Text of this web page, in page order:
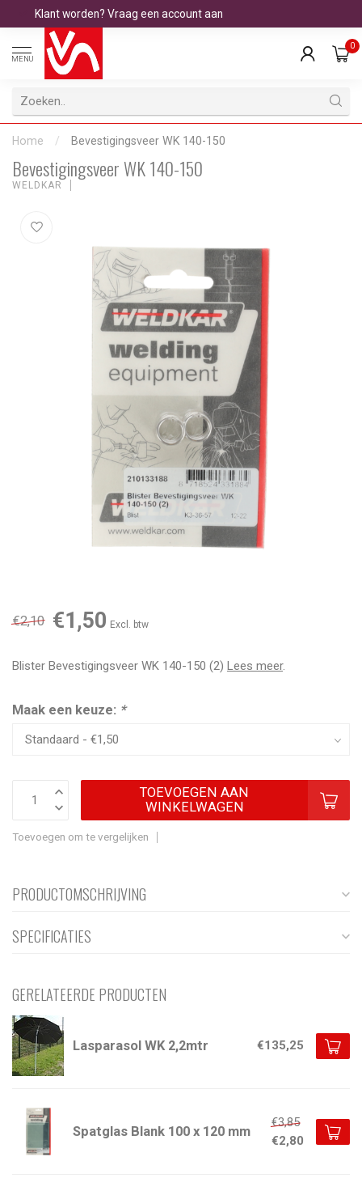
Klant worden? Vraag een account aan
MENU
0
Home / Bevestigingsveer WK 140-150
Bevestigingsveer WK 140-150
WELDKAR
€2,10 €1,50 Excl. btw
Blister Bevestigingsveer WK 140-150 (2) Lees meer.
Maak een keuze: *
TOEVOEGEN AAN
WINKELWAGEN
Toevoegen om te vergelijken
PRODUCTOMSCHRIJVING
SPECIFICATIES
GERELATEERDE PRODUCTEN
Lasparasol WK 2,2mtr €135,25
Spatglas Blank 100 x 120 mm
€3,85
€2,80